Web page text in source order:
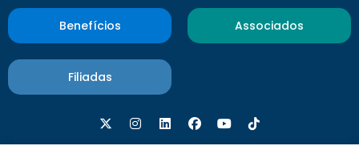
Benefícios Associados
Filiadas